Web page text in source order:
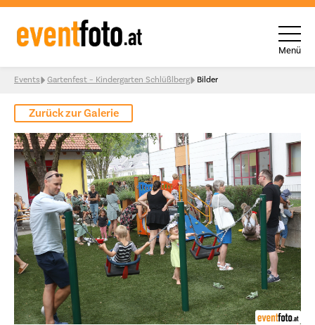
Skip to content
Menü
Events Gartenfest – Kindergarten Schlüßlberg Bilder
Zurück zur Galerie